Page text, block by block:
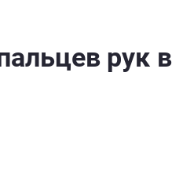
рук